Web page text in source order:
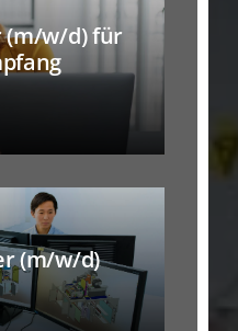
(m/w/d) für
(m/w/d)